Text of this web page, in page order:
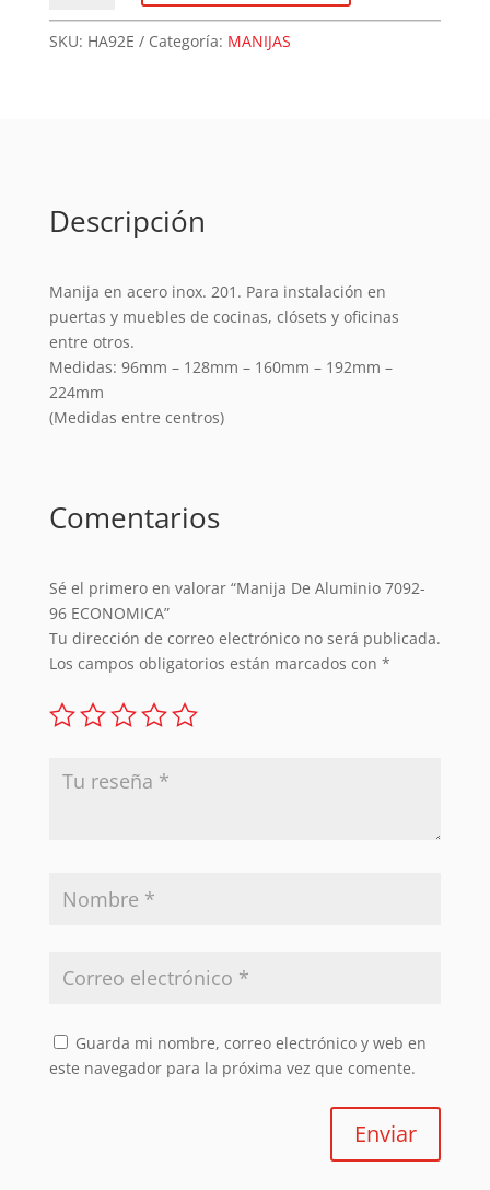
7092-
SKU: HA92E Categoría: MANIJAS
Descripción
Manija en acero inox. 201. Para instalación en
puertas y muebles de cocinas, clósets y oficinas
entre otros.
Medidas: 96mm – 128mm – 160mm – 192mm –
224mm
(Medidas entre centros)
Comentarios
Sé el primero en valorar “Manija De Aluminio 7092-
96 ECONOMICA”
Tu dirección de correo electrónico no será publicada.
Los campos obligatorios están marcados con *
Guarda mi nombre, correo electrónico y web en
este navegador para la próxima vez que comente.
Enviar